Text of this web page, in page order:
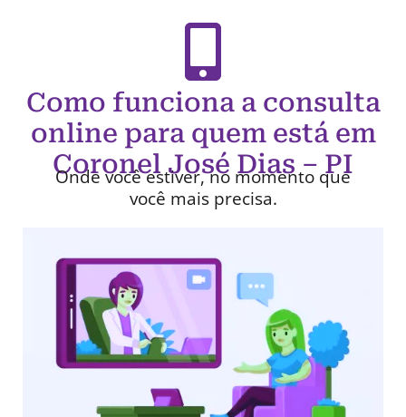
Como funciona a consulta
online para quem está em
Coronel José Dias – PI
Onde você estiver, no momento que
você mais precisa.